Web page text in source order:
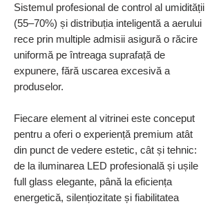
Sistemul profesional de control al umidității
(55–70%) și distribuția inteligentă a aerului
rece prin multiple admisii asigură o răcire
uniformă pe întreaga suprafață de
expunere, fără uscarea excesivă a
produselor.
Fiecare element al vitrinei este conceput
pentru a oferi o experiență premium atât
din punct de vedere estetic, cât și tehnic:
de la iluminarea LED profesională și ușile
full glass elegante, până la eficiența
energetică, silențiozitate și fiabilitatea